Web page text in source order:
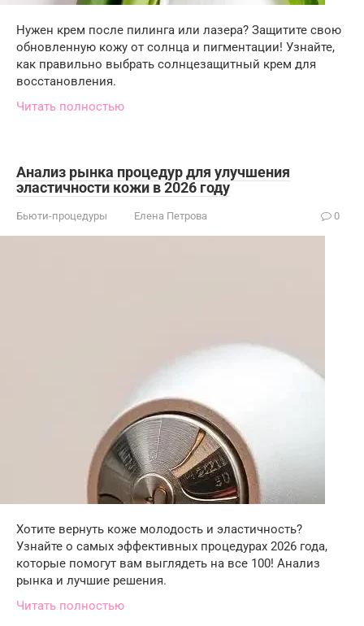
Нужен крем после пилинга или лазера? Защитите свою
обновленную кожу от солнца и пигментации! Узнайте,
как правильно выбрать солнцезащитный крем для
восстановления.
Читать полностью
Анализ рынка процедур для улучшения
эластичности кожи в 2026 году
Бьюти-процедуры Елена Петрова 0
Хотите вернуть коже молодость и эластичность?
Узнайте о самых эффективных процедурах 2026 года,
которые помогут вам выглядеть на все 100! Анализ
рынка и лучшие решения.
Читать полностью